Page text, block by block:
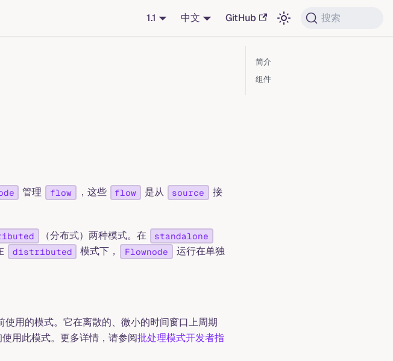
1.1 中文 GitHub 搜索
管理 flow ，这些 flow 是从 source
接
（分布式）两种模式。在 standalone
distributed 模式下， Flownode
运行在单独
使用的模式。它在离散的、微小的时间窗口上周期
用此模式。更多详情，请参阅批处理模式开发者指
简介
组件